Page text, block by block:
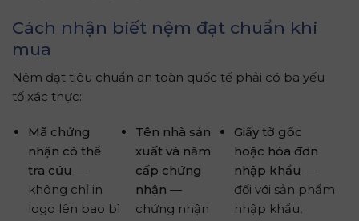
Cách nhận biết nệm đạt chuẩn khi
mua
Nệm đạt tiêu chuẩn an toàn quốc tế phải có ba yếu
tố xác thực:
Mã chứng
nhận có thể
tra cứu —
không chỉ in
logo lên bao bì
Tên nhà sản
xuất và năm
cấp chứng
nhận —
chứng nhận
Giấy tờ gốc
hoặc hóa đơn
nhập khẩu —
đối với sản phẩm
nhập khẩu,